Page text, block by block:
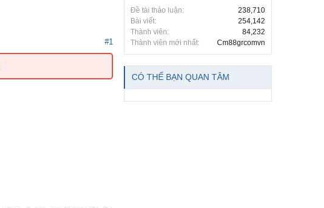
#1
Đề tài thảo luận:
238,710
Bài viết:
254,142
Thành viên:
84,232
Thành viên mới nhất:
Cm88grcomvn
CÓ THỂ BẠN QUAN TÂM